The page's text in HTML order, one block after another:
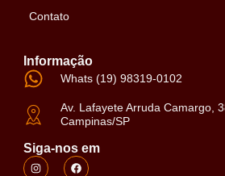
Contato
Informação
Whats (19) 98319-0102
Av. Lafayete Arruda Camargo,
Campinas/SP
Siga-nos em